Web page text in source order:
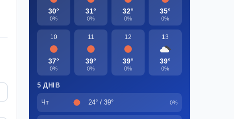
30°
0%
31°
0%
32°
0%
35°
0%
10
37°
0%
11
39°
0%
12
39°
0%
13
39°
0%
5 ДНІВ
Чт 24° / 39° 0%